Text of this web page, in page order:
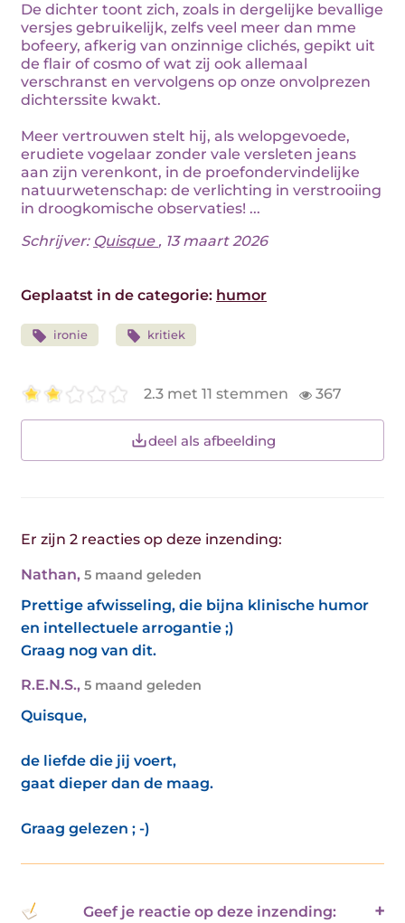
De dichter toont zich, zoals in dergelijke bevallige
versjes gebruikelijk, zelfs veel meer dan mme
bofeery, afkerig van onzinnige clichés, gepikt uit
de flair of cosmo of wat zij ook allemaal
verschranst en vervolgens op onze onvolprezen
dichterssite kwakt.
Meer vertrouwen stelt hij, als welopgevoede,
erudiete vogelaar zonder vale versleten jeans
aan zijn verenkont, in de proefondervindelijke
natuurwetenschap: de verlichting in verstrooiing
in droogkomische observaties! ...
Schrijver: Quisque , 13 maart 2026
Geplaatst in de categorie: humor
ironie kritiek
2.3 met 11 stemmen 367
deel als afbeelding
Er zijn 2 reacties op deze inzending:
Nathan, 5 maand geleden
Prettige afwisseling, die bijna klinische humor
en intellectuele arrogantie ;)
Graag nog van dit.
R.E.N.S., 5 maand geleden
Quisque,
de liefde die jij voert,
gaat dieper dan de maag.
Graag gelezen ; -)
Geef je reactie op deze inzending: